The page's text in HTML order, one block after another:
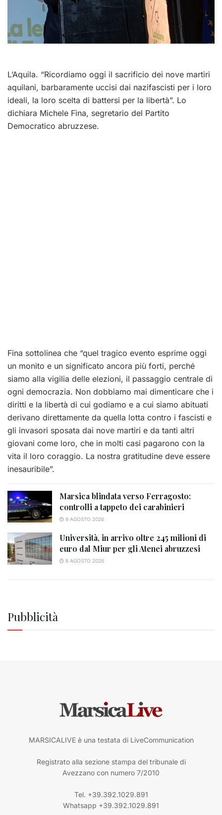
L’Aquila. “Ricordiamo oggi il sacrificio dei nove martiri
aquilani, barbaramente uccisi dai nazifascisti per i loro
ideali, la loro scelta di battersi per la libertà”. Lo
dichiara Michele Fina, segretario del Partito
Democratico abruzzese.
Fina sottolinea che “quel tragico evento esprime oggi
un monito e un significato ancora più forti, perché
siamo alla vigilia delle elezioni, il passaggio centrale di
ogni democrazia. Non dobbiamo mai dimenticare che i
diritti e la libertà di cui godiamo e a cui siamo abituati
derivano direttamente da quella lotta contro i fascisti e
gli invasori sposata dai nove martiri e da tanti altri
giovani come loro, che in molti casi pagarono con la
vita il loro coraggio. La nostra gratitudine deve essere
inesauribile”.
Marsica blindata verso Ferragosto:
controlli a tappeto dei carabinieri
8 AGOSTO 2026
Università, in arrivo oltre 245 milioni di
euro dal Miur per gli Atenei abruzzesi
8 AGOSTO 2026
Pubblicità
MARSICALIVE è una testata di LiveCommunication
Registrato alla sezione stampa del tribunale di
Avezzano con numero 7/2010
Tel. +39.392.1029.891
Whatsapp +39.392.1029.891